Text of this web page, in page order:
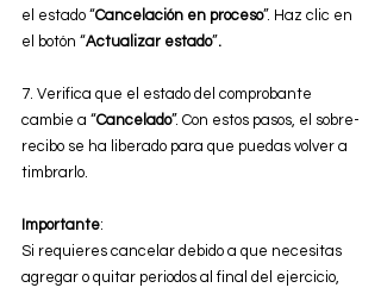
el estado “Cancelación en proceso”. Haz clic en
el botón “Actualizar estado”.
7. Verifica que el estado del comprobante
cambie a “Cancelado”. Con estos pasos, el sobre-
recibo se ha liberado para que puedas volver a
timbrarlo.
Importante:
Si requieres cancelar debido a que necesitas
agregar o quitar periodos al final del ejercicio,